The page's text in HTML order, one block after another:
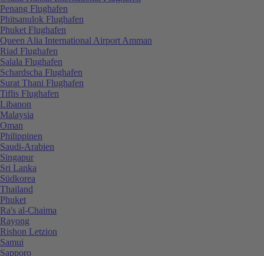
Penang Flughafen
Phitsanulok Flughafen
Phuket Flughafen
Queen Alia International Airport Amman
Riad Flughafen
Salala Flughafen
Schardscha Flughafen
Surat Thani Flughafen
Tiflis Flughafen
Libanon
Malaysia
Oman
Philippinen
Saudi-Arabien
Singapur
Sri Lanka
Südkorea
Thailand
Phuket
Ra's al-Chaima
Rayong
Rishon Letzion
Samui
Sapporo